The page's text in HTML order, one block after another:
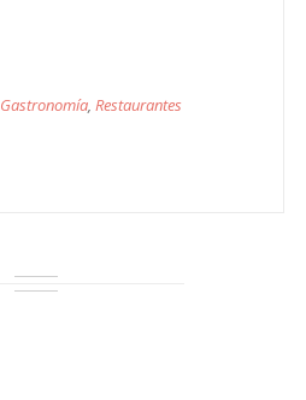
Gastronomía Restaurantes